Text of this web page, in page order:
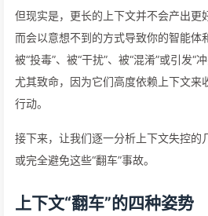
但现实是，更长的上下文并不会产出更
而会以意想不到的方式导致你的智能体
被“投毒”、被“干扰”、被“混淆”或引发“
尤其致命，因为它们高度依赖上下文来
行动。
接下来，让我们逐一分析上下文失控的
或完全避免这些“翻车”事故。
上下文“翻车”的四种姿势